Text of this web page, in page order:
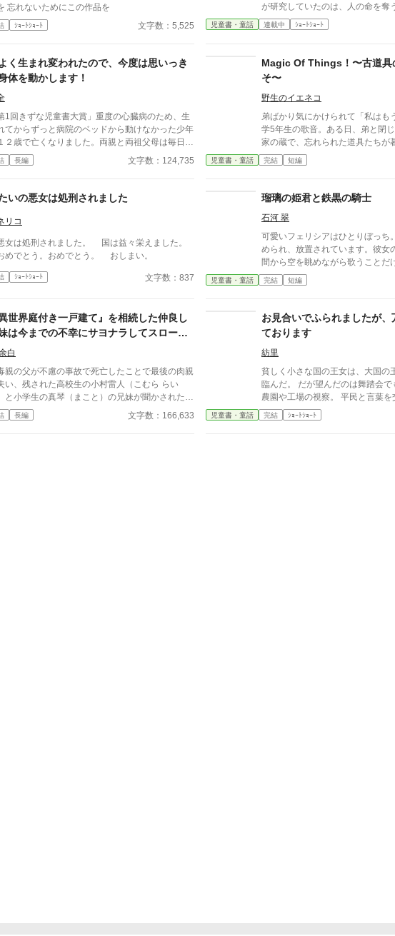
らを 忘れないためにこの作品を
ｼｮｰﾄｼｮｰﾄ 文字数：5,525
が研究していたのは、人の命を奪
取り除く装置だった。 発明は滅びかけた小国を救う
が、祖国チェンミは装置を盗み、
に待っていた結末とは――
児童書・童話 連載中 ｼｮｰﾄｼｮｰﾄ
く生まれ変われたので、今度は思いっき
体を動かします！
1回きずな児童書大賞」重度の心臓病のため、生
てからずっと病院のベッドから動けなかった少年
２歳で亡くなりました。両親と両祖父母は毎日の
に妾（氏神）に奇跡を願いましたが、叶えてあげ
ませんでした。神々の定めで、現世では奇跡を起
る事はできました。ほんの少しだけですが、運動
にならない健康な身体と神与スキルをおまけに付
あげました。（氏神談）
長編 文字数：124,735
Magic Of Things！〜古道具
そ〜
野生のイエネコ
弟ばかり気にかけられて「私はも
学5年生の歌音。ある日、弟と閉
家の蔵で、忘れられた道具たちが
迷い込む。壊れた道具を直す「道
していた祖父の後継として、金継
ていた本当の気持ちが見えてくる
児童書・童話 完結 短編
いの悪女は処刑されました
リコ
女は処刑されました。 国は益々栄えました。
めでとう。おめでとう。 おしまい。
ｼｮｰﾄｼｮｰﾄ 文字数：837
瑠璃の姫君と鉄黒の騎士
石河 翠
可愛いフェリシアはひとりぼっち
められ、放置されています。彼女
間から空を眺めながら歌うことだけ。 そんなあ
フェリシアは、貧しい身なりの男
まいました。彼は本来自分が受け
突然のことに困惑しつつも、男の
とはないかと悩んだあげく、彼女
とに決めました。 大好きな友達に似た男の子に笑っ
てほしい、ただその一心で。けれ
を削る行為で……。 記憶を失くしたヒロインと、幸
せになりたいヒーローの物語。ハ
この作品は、他サイトにも投稿し
絵は写真ACよりチョコラテさまの
6)をお借りしています。
児童書・童話 完結 短編
異世界庭付き一戸建て』を相続した仲良し
は今までの不幸にサヨナラしてスローラ
を満喫できる、はず？
白
親の父が不慮の事故で死亡したことで最後の肉親
い、残された高校生の小村雷人（こむら らい
と小学生の真琴（まこと）の兄妹が聞かされたの
父が家を担保に金を借りていたという絶望の事実
た。慣れ親しんだ自宅から早々の退去が必要とな
長編 文字数：166,633
お見合いでふられましたが、
ております
紡里
貧しく小さな国の王女は、大国の
臨んだ。 だが望んだのは舞踏会で
農園や工場の視察。 平民と言葉を
術者を敬う姿は「田舎者」と嘲笑
り断られてしまう。 それでも王女
児童書・童話 完結 ｼｮｰﾄｼｮｰﾄ